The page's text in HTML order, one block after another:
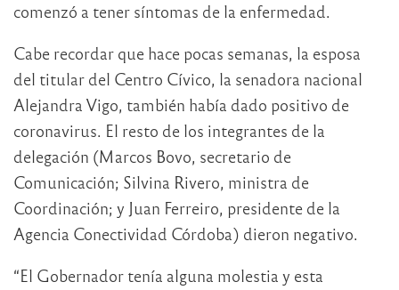
comenzó a tener síntomas de la enfermedad.
Cabe recordar que hace pocas semanas, la esposa
del titular del Centro Cívico, la senadora nacional
Alejandra Vigo, también había dado positivo de
coronavirus. El resto de los integrantes de la
delegación (Marcos Bovo, secretario de
Comunicación; Silvina Rivero, ministra de
Coordinación; y Juan Ferreiro, presidente de la
Agencia Conectividad Córdoba) dieron negativo.
“El Gobernador tenía alguna molestia y esta